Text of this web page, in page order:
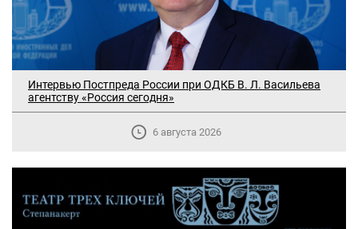
Интервью Постпреда России при ОДКБ В. Л. Васильева
агентству «Россия сегодня»
6 августа 2026